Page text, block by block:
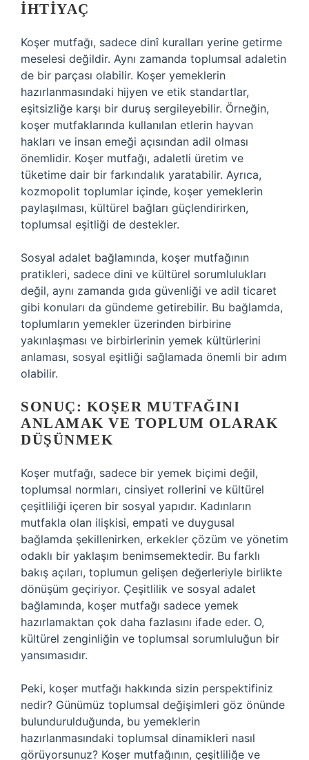
İHTIYAÇ
Koşer mutfağı, sadece dinî kuralları yerine getirme
meselesi değildir. Aynı zamanda toplumsal adaletin
de bir parçası olabilir. Koşer yemeklerin
hazırlanmasındaki hijyen ve etik standartlar,
eşitsizliğe karşı bir duruş sergileyebilir. Örneğin,
koşer mutfaklarında kullanılan etlerin hayvan
hakları ve insan emeği açısından adil olması
önemlidir. Koşer mutfağı, adaletli üretim ve
tüketime dair bir farkındalık yaratabilir. Ayrıca,
kozmopolit toplumlar içinde, koşer yemeklerin
paylaşılması, kültürel bağları güçlendirirken,
toplumsal eşitliği de destekler.
Sosyal adalet bağlamında, koşer mutfağının
pratikleri, sadece dini ve kültürel sorumlulukları
değil, aynı zamanda gıda güvenliği ve adil ticaret
gibi konuları da gündeme getirebilir. Bu bağlamda,
toplumların yemekler üzerinden birbirine
yakınlaşması ve birbirlerinin yemek kültürlerini
anlaması, sosyal eşitliği sağlamada önemli bir adım
olabilir.
SONUÇ: KOŞER MUTFAĞINI
ANLAMAK VE TOPLUM OLARAK
DÜŞÜNMEK
Koşer mutfağı, sadece bir yemek biçimi değil,
toplumsal normları, cinsiyet rollerini ve kültürel
çeşitliliği içeren bir sosyal yapıdır. Kadınların
mutfakla olan ilişkisi, empati ve duygusal
bağlamda şekillenirken, erkekler çözüm ve yönetim
odaklı bir yaklaşım benimsemektedir. Bu farklı
bakış açıları, toplumun gelişen değerleriyle birlikte
dönüşüm geçiriyor. Çeşitlilik ve sosyal adalet
bağlamında, koşer mutfağı sadece yemek
hazırlamaktan çok daha fazlasını ifade eder. O,
kültürel zenginliğin ve toplumsal sorumluluğun bir
yansımasıdır.
Peki, koşer mutfağı hakkında sizin perspektifiniz
nedir? Günümüz toplumsal değişimleri göz önünde
bulundurulduğunda, bu yemeklerin
hazırlanmasındaki toplumsal dinamikleri nasıl
görüyorsunuz? Koşer mutfağının, çeşitliliğe ve